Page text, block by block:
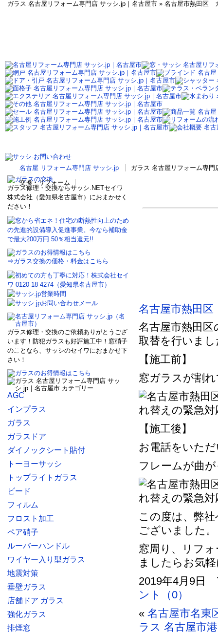
ガラス 名古屋リフォーム専門店 サッシ.jp｜名古屋市 » 名古屋市熱田
名古屋 リフォーム専門店 サッシ.jp
ガラス 名古屋リフォーム専
交換・リフォーム
名古屋市熱田
名古屋市熱田
取替を行いま
【施工前】
窓ガラスが割
【施工後】
お電話をいた
フレームが曲
この度は、弊
ございました。
窓周り、リフ
ましたらお気
2019年4月9日
ント（0）
« 名古屋市名
ラス 名古屋市
ガラス修理・交換ならサッシ.NETセイワ
株式会社（愛知県名古屋市）におまかせく
ださい！
⇒ガラス交換の価格・料金はこちら
ガラス修理・交換のご依頼ありがとうござ
います！防犯ガラスも好評施工中！窓硝子
のことなら、サッシのセイワにおまかせ下
さい！
AGC
インプラス
ガラス
ガラスドア
ダイノックシート貼付
トーヨーサッシ
トップライトガラス
ビード
フィルム
フロスト加工
ペア硝子
ルーバーハンドル
ワイヤー入り型ガラス
地震対策
垂壁ガラス
店舗ドア ガラス
強化ガラス
排煙窓